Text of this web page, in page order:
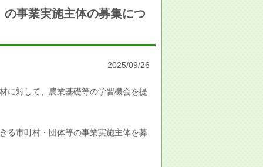
事業実施主体の募集につ
2025/09/26
対して、農業基礎等の学習機会を提
市町村・団体等の事業実施主体を募